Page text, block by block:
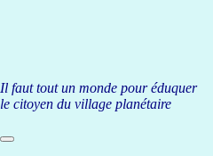
Il faut tout un monde pour éduquer
le citoyen du village planétaire